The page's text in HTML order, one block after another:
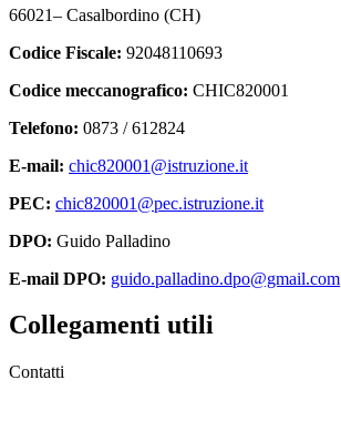
66021– Casalbordino (CH)
Codice Fiscale: 92048110693
Codice meccanografico: CHIC820001
Telefono: 0873 / 612824
E-mail: chic820001@istruzione.it
PEC: chic820001@pec.istruzione.it
DPO: Guido Palladino
E-mail DPO: guido.palladino.dpo@gmail.com
Collegamenti utili
Contatti